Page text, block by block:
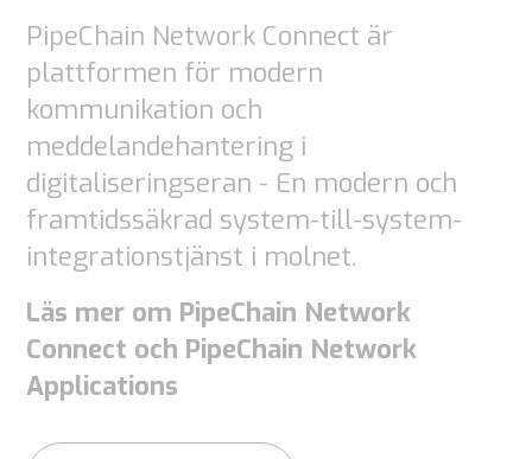
PipeChain Network Connect är
plattformen för modern
kommunikation och
meddelandehantering i
digitaliseringseran - En modern och
framtidssäkrad system-till-system-
integrationstjänst i molnet.
Läs mer om PipeChain Network
Connect och PipeChain Network
Applications